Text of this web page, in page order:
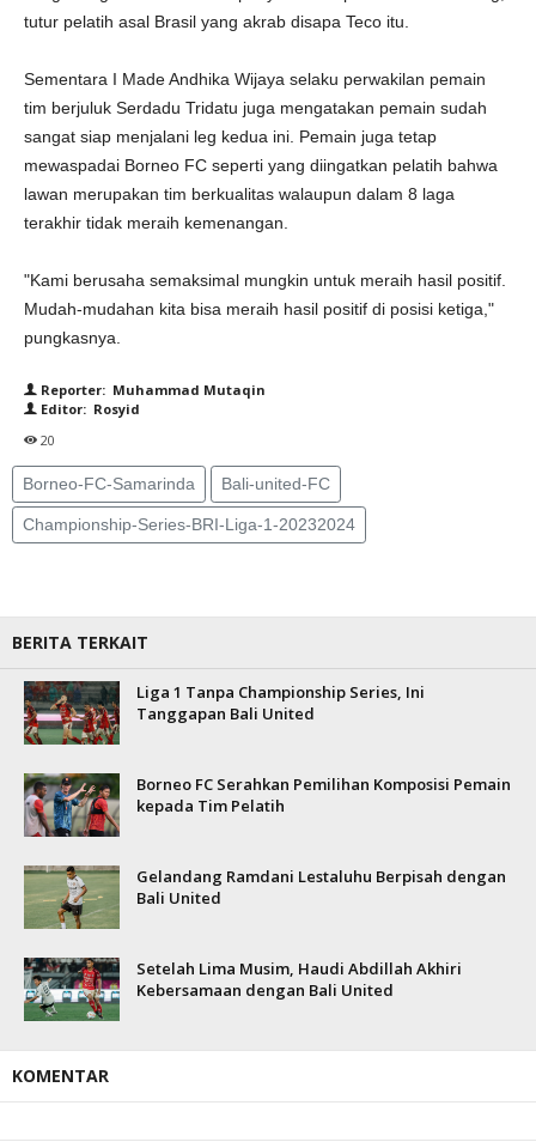
tutur pelatih asal Brasil yang akrab disapa Teco itu.
Sementara I Made Andhika Wijaya selaku perwakilan pemain
tim berjuluk Serdadu Tridatu juga mengatakan pemain sudah
sangat siap menjalani leg kedua ini. Pemain juga tetap
mewaspadai Borneo FC seperti yang diingatkan pelatih bahwa
lawan merupakan tim berkualitas walaupun dalam 8 laga
terakhir tidak meraih kemenangan.
"Kami berusaha semaksimal mungkin untuk meraih hasil positif.
Mudah-mudahan kita bisa meraih hasil positif di posisi ketiga,"
pungkasnya.
Reporter: Muhammad Mutaqin
Editor: Rosyid
20
Borneo-FC-Samarinda Bali-united-FC
Championship-Series-BRI-Liga-1-20232024
BERITA TERKAIT
Liga 1 Tanpa Championship Series, Ini
Tanggapan Bali United
Borneo FC Serahkan Pemilihan Komposisi Pemain
kepada Tim Pelatih
Gelandang Ramdani Lestaluhu Berpisah dengan
Bali United
Setelah Lima Musim, Haudi Abdillah Akhiri
Kebersamaan dengan Bali United
KOMENTAR